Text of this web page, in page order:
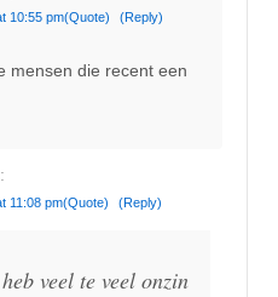
10:55 pm(Quote) (Reply)
mensen die recent een
11:08 pm(Quote) (Reply)
veel te veel onzin